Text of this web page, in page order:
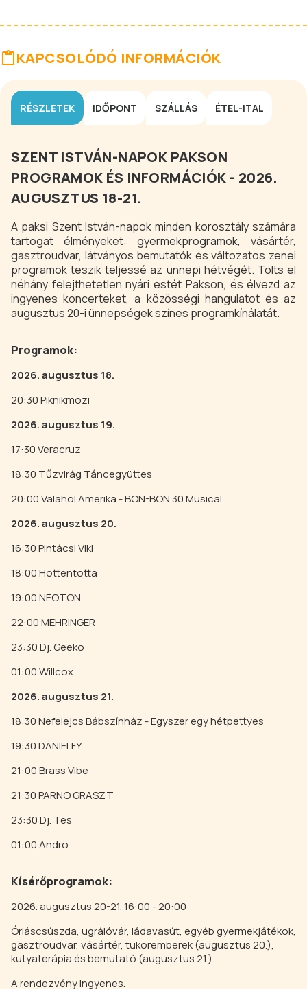
KAPCSOLÓDÓ INFORMÁCIÓK
RÉSZLETEK IDŐPONT SZÁLLÁS ÉTEL-ITAL
SZENT ISTVÁN-NAPOK PAKSON
PROGRAMOK ÉS INFORMÁCIÓK - 2026.
AUGUSZTUS 18-21.
A paksi Szent István-napok minden korosztály számára
tartogat élményeket: gyermekprogramok, vásártér,
gasztroudvar, látványos bemutatók és változatos zenei
programok teszik teljessé az ünnepi hétvégét. Tölts el
néhány felejthetetlen nyári estét Pakson, és élvezd az
ingyenes koncerteket, a közösségi hangulatot és az
augusztus 20-i ünnepségek színes programkínálatát.
Programok:
2026. augusztus 18.
20:30 Piknikmozi
2026. augusztus 19.
17:30 Veracruz
18:30 Tűzvirág Táncegyüttes
20:00 Valahol Amerika - BON-BON 30 Musical
2026. augusztus 20.
16:30 Pintácsi Viki
18:00 Hottentotta
19:00 NEOTON
22:00 MEHRINGER
23:30 Dj. Geeko
01:00 Willcox
2026. augusztus 21.
18:30 Nefelejcs Bábszínház - Egyszer egy hétpettyes
19:30 DÁNIELFY
21:00 Brass Vibe
21:30 PARNO GRASZT
23:30 Dj. Tes
01:00 Andro
Kísérőprogramok:
2026. augusztus 20-21. 16:00 - 20:00
Óriáscsúszda, ugrálóvár, ládavasút, egyéb gyermekjátékok,
gasztroudvar, vásártér, tüköremberek (augusztus 20.),
kutyaterápia és bemutató (augusztus 21.)
A rendezvény ingyenes.